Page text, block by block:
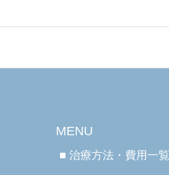
MENU
■ 治療方法・費用一覧